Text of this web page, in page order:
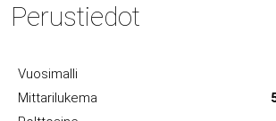
Perustiedot
Vuosimalli
Mittarilukema